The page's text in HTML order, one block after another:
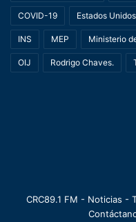
COVID-19 Estados Unidos
INS MEP Ministerio
OIJ Rodrigo Chaves.
CRC89.1 FM - Noticias -